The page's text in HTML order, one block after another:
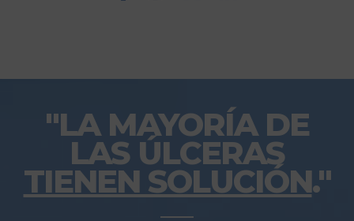
"LA MAYORÍA DE
LAS ÚLCERAS
TIENEN SOLUCIÓN."